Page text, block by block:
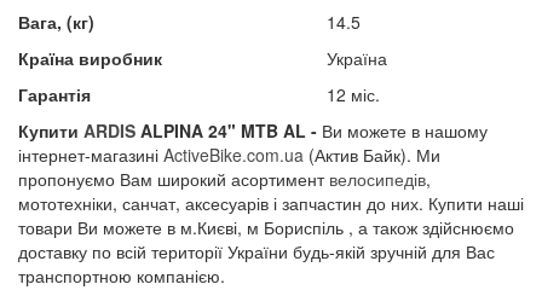
Вага, (кг)
14.5
Країна виробник
Україна
Гарантія
12 міс.
Купити ARDIS ALPINA 24" MTB AL - Ви можете в нашому
інтернет-магазині ActiveBike.com.ua (Актив Байк). Ми
пропонуємо Вам широкий асортимент велосипедів,
мототехніки, санчат, аксесуарів і запчастин до них. Купити наші
товари Ви можете в м.Києві, м Бориспіль , а також здійснюємо
доставку по всій території України будь-якій зручній для Вас
транспортною компанією.